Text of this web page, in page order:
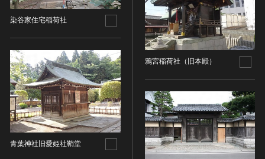
染谷家住宅稲荷社
青葉神社旧愛姫社鞘堂
鴉宮稲荷社（旧本殿）
その他
漆芸
染織
陶芸
その他
生活文化
生活文化（食文化を除く）